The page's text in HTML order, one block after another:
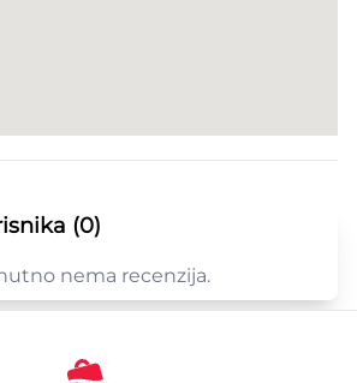
(0)
nema recenzija.